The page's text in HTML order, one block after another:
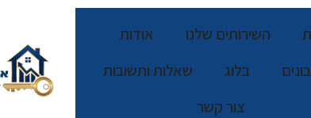
השירותים שלנו
אודות
בלוג
שאלות ותשובות
צור קשר